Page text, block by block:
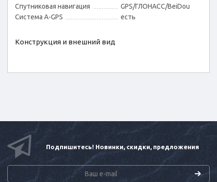
Спутниковая навигация
GPS/ГЛОНАСС/BeiDou
Cистема A-GPS
есть
Конструкция и внешний вид
Подпишитесь! Новинки, скидки, предложения